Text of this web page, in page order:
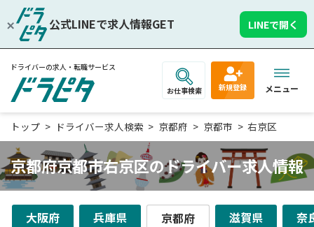
公式LINEで求人情報GET LINEで開く
ドライバーの求人・転職サービス
お仕事検索 新規登録 メニュー
トップ ドライバー求人検索 京都府 京都市 右京区
京都府京都市右京区のドライバー求人情報
大阪府 兵庫県 京都府 滋賀県 奈